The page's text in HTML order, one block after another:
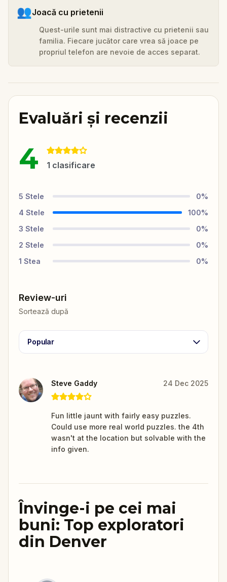
👥Joacă cu prietenii
Quest-urile sunt mai distractive cu prietenii sau
familia. Fiecare jucător care vrea să joace pe
propriul telefon are nevoie de acces separat.
Evaluări și recenzii
4 1 clasificare
5 Stele 0%
4 Stele 100%
3 Stele 0%
2 Stele 0%
1 Stea 0%
Review-uri
Sortează după
Popular
Steve Gaddy 24 Dec 2025
Fun little jaunt with fairly easy puzzles.
Could use more real world puzzles. the 4th
wasn't at the location but solvable with the
info given.
Învinge-i pe cei mai
buni: Top exploratori
din Denver